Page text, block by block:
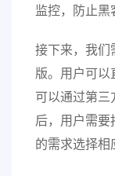
监控，防止黑
接下来，我们
版。用户可以
可以通过第三
后，用户需要
的需求选择相